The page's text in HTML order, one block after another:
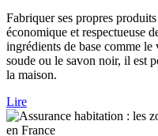
Fabriquer ses propres
économique et respectueuse
ingrédients de base comme
soude ou le savon noir, il est
la maison.
Lire